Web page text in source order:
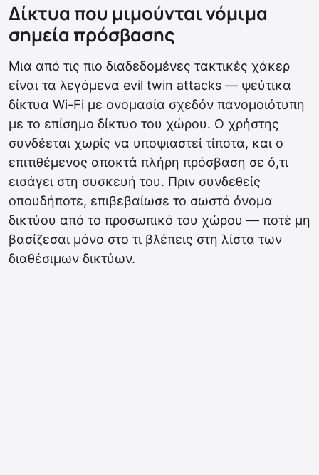
Δίκτυα που μιμούνται νόμιμα
σημεία πρόσβασης
Μια από τις πιο διαδεδομένες τακτικές χάκερ
είναι τα λεγόμενα evil twin attacks — ψεύτικα
δίκτυα Wi-Fi με ονομασία σχεδόν πανομοιότυπη
με το επίσημο δίκτυο του χώρου. Ο χρήστης
συνδέεται χωρίς να υποψιαστεί τίποτα, και ο
επιτιθέμενος αποκτά πλήρη πρόσβαση σε ό,τι
εισάγει στη συσκευή του. Πριν συνδεθείς
οπουδήποτε, επιβεβαίωσε το σωστό όνομα
δικτύου από το προσωπικό του χώρου — ποτέ μη
βασίζεσαι μόνο στο τι βλέπεις στη λίστα των
διαθέσιμων δικτύων.